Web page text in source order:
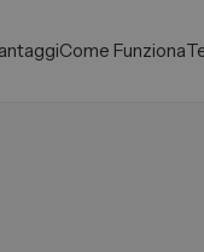
Come Funziona